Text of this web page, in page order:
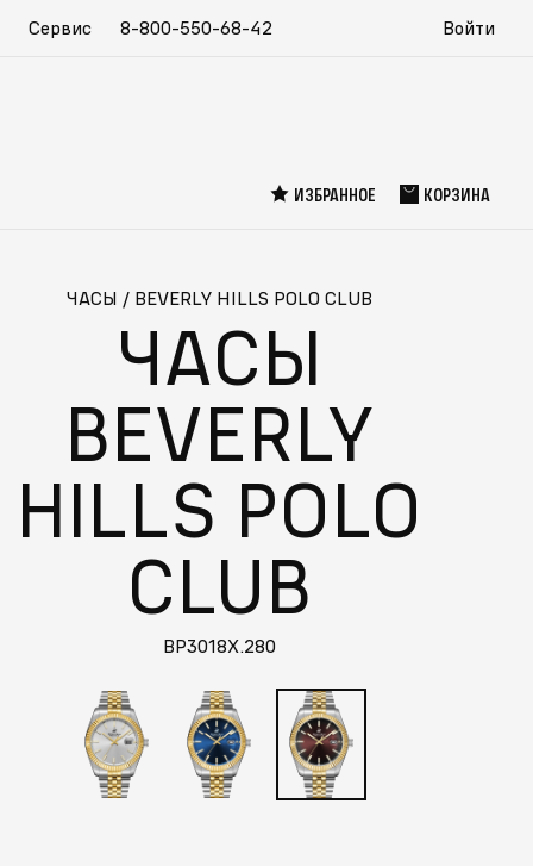
Сервис 8-800-550-68-42 Войти
ИЗБРАННОЕ КОРЗИНА
ЧАСЫ / BEVERLY HILLS POLO CLUB
ЧАСЫ
BEVERLY
HILLS POLO
CLUB
BP3018X.280